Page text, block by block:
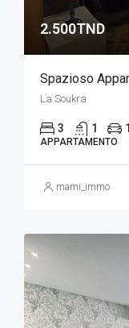
2.500TND
La Soukra
3 1 1
APPARTAMENTO
mami_immo